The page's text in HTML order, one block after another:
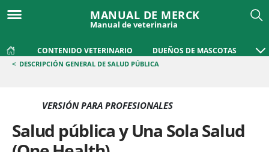
MANUAL DE MERCK
Manual de veterinaria
CONTENIDO VETERINARIO DUEÑOS DE MASCOTAS
< DESCRIPCIÓN GENERAL DE SALUD PÚBLICA
VERSIÓN PARA PROFESIONALES
Salud pública y Una Sola Salud